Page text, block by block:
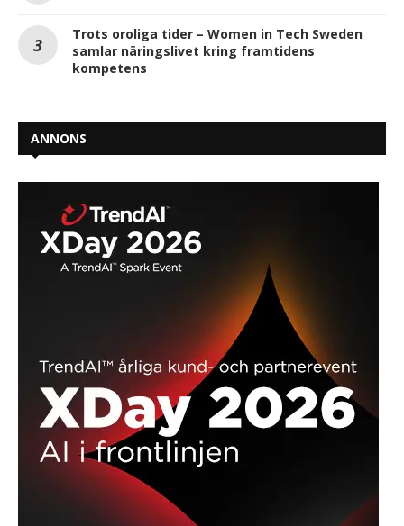
Trots oroliga tider – Women in Tech Sweden
samlar näringslivet kring framtidens
kompetens
ANNONS